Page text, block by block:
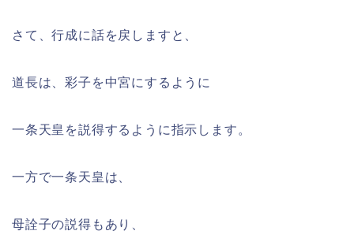
さて、行成に話を戻しますと、
道長は、彩子を中宮にするように
一条天皇を説得するように指示します。
一方で一条天皇は、
母詮子の説得もあり、